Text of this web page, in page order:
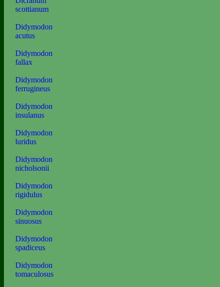
scottianum
Didymodon
acutus
Didymodon
fallax
Didymodon
ferrugineus
Didymodon
insulanus
Didymodon
luridus
Didymodon
nicholsonii
Didymodon
rigidulus
Didymodon
sinuosus
Didymodon
spadiceus
Didymodon
tomaculosus